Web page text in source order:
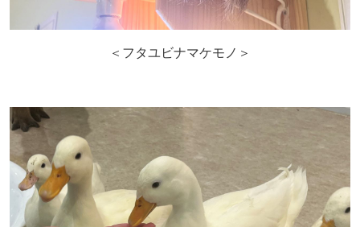
＜フタユビナマケモノ＞